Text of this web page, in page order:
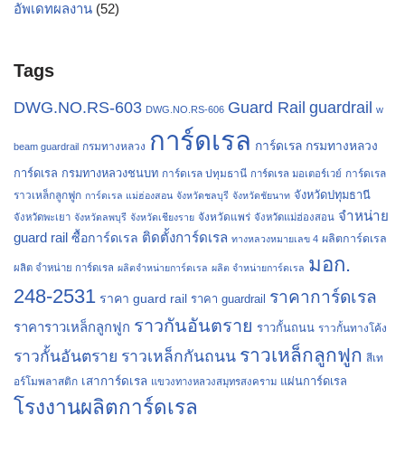
อัพเดทผลงาน (52)
Tags
DWG.NO.RS-603 DWG.NO.RS-606 Guard Rail guardrail w
beam guardrail กรมทางหลวง การ์ดเรล การ์ดเรล กรมทางหลวง
การ์ดเรล กรมทางหลวงชนบท การ์ดเรล ปทุมธานี การ์ดเรล มอเตอร์เวย์ การ์ดเรล
ราวเหล็กลูกฟูก การ์ดเรล แม่ฮ่องสอน จังหวัดชลบุรี จังหวัดชัยนาท จังหวัดปทุมธานี
จังหวัดพะเยา จังหวัดลพบุรี จังหวัดเชียงราย จังหวัดแพร่ จังหวัดแม่ฮ่องสอน จำหน่าย
guard rail ซื้อการ์ดเรล ติดตั้งการ์ดเรล ทางหลวงหมายเลข 4 ผลิตการ์ดเรล
ผลิต จำหน่าย การ์ดเรล ผลิตจำหน่ายการ์ดเรล ผลิต จำหน่ายการ์ดเรล มอก.
248-2531 ราคา guard rail ราคา guardrail ราคาการ์ดเรล
ราคาราวเหล็กลูกฟูก ราวกันอันตราย ราวกั้นถนน ราวกั้นทางโค้ง
ราวกั้นอันตราย ราวเหล็กกันถนน ราวเหล็กลูกฟูก สีเท
อร์โมพลาสติก เสาการ์ดเรล แขวงทางหลวงสมุทรสงคราม แผ่นการ์ดเรล
โรงงานผลิตการ์ดเรล